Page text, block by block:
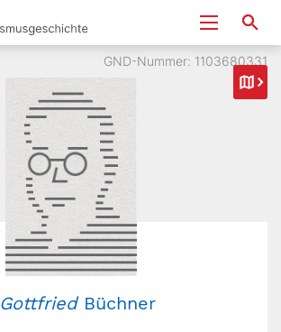
GND-Nummer: 1103680331
GottfriedBüchner